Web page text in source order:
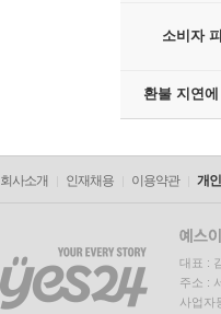
소비자
환불 지연
회사소개 인재채용 이용약관 개
대표 :
주소 :
사업자